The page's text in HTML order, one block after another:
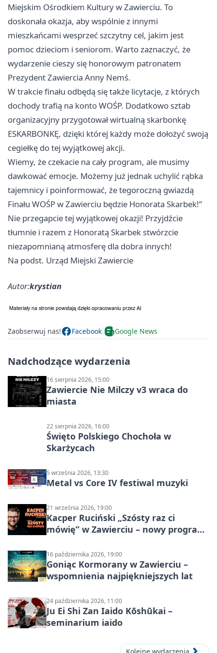
Miejskim Ośrodkiem Kultury w Zawierciu. To
doskonała okazja, aby wspólnie z innymi
mieszkańcami wesprzeć szczytny cel, jakim jest
pomoc dzieciom i seniorom. Warto zaznaczyć, że
wydarzenie cieszy się honorowym patronatem
Prezydent Zawiercia Anny Nemś.
W trakcie finału odbędą się także licytacje, z których
dochody trafią na konto WOŚP. Dodatkowo sztab
organizacyjny przygotował wirtualną skarbonkę
ESKARBONKĘ, dzięki której każdy może dołożyć swoją
cegiełkę do tej wyjątkowej akcji.
Wiemy, że czekacie na cały program, ale musimy
dawkować emocje. Możemy już jednak uchylić rąbka
tajemnicy i poinformować, że tegoroczną gwiazdą
Finału WOŚP w Zawierciu będzie Honorata Skarbek!”
Nie przegapcie tej wyjątkowej okazji! Przyjdźcie
tłumnie i razem z Honoratą Skarbek stwórzcie
niezapomnianą atmosferę dla dobra innych!
Na podst. Urząd Miejski Zawiercie
Autor:krystian
Zaobserwuj nas! Facebook Google News
Nadchodzące wydarzenia
16 sierpnia 2026, 15:00
Zawiercie Nie Milczy v3 wraca do
miasta
22 sierpnia 2026, 16:00
Święto Polskiego Chochoła w
Skarżycach
5 września 2026, 13:30
Metal vs Core IV festiwal muzyki
21 września 2026, 19:00
Kacper Ruciński „Szósty raz ci
mówię” w Zawierciu – nowy program
16 października 2026, 19:00
Goniąc Kormorany w Zawierciu –
wspomnienia najpiękniejszych lat
24 października 2026, 11:00
Ju Ei Shi Zan Iaido Kōshūkai –
seminarium iaido